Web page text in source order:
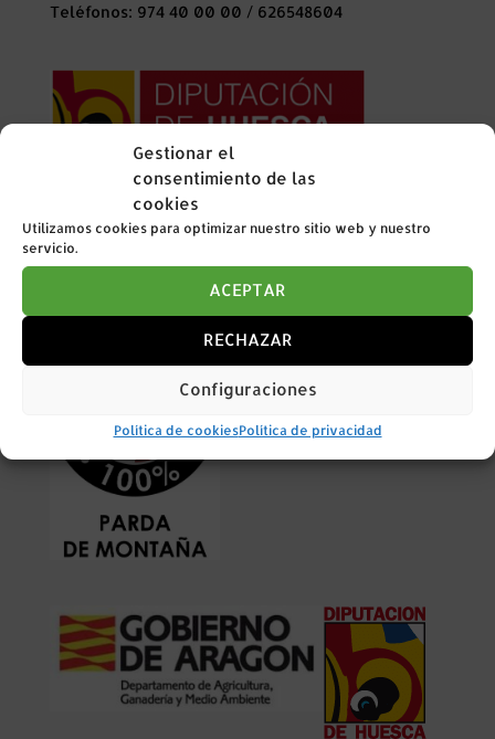
Gestionar el
consentimiento de las
cookies
Utilizamos cookies para optimizar nuestro sitio web y nuestro
servicio.
ACEPTAR
RECHAZAR
Configuraciones
Política de cookiesPolítica de privacidad
Teléfonos: 974 40 00 00 / 626548604
La Diputación Provincial de Huesca ha colaborado
en el año 2024 con esta organización financiando
con 6.500 € en el proyecto de las evaluaciones